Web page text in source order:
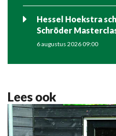
Hessel Hoekstra
Schröder
6 augustus 2026 09:00
Lees ook